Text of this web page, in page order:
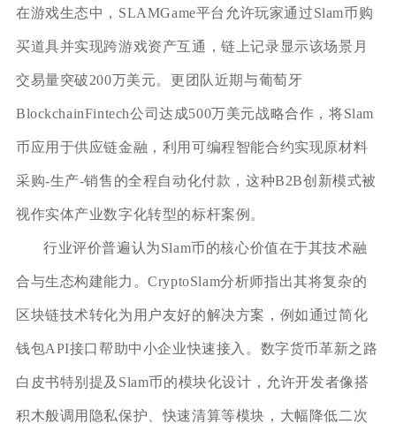
在游戏生态中，SLAMGame平台允许玩家通过Slam币购
买道具并实现跨游戏资产互通，链上记录显示该场景月
交易量突破200万美元。更团队近期与葡萄牙
BlockchainFintech公司达成500万美元战略合作，将Slam
币应用于供应链金融，利用可编程智能合约实现原材料
采购-生产-销售的全程自动化付款，这种B2B创新模式被
视作实体产业数字化转型的标杆案例。
行业评价普遍认为Slam币的核心价值在于其技术融
合与生态构建能力。CryptoSlam分析师指出其将复杂的
区块链技术转化为用户友好的解决方案，例如通过简化
钱包API接口帮助中小企业快速接入。数字货币革新之路
白皮书特别提及Slam币的模块化设计，允许开发者像搭
积木般调用隐私保护、快速清算等模块，大幅降低二次